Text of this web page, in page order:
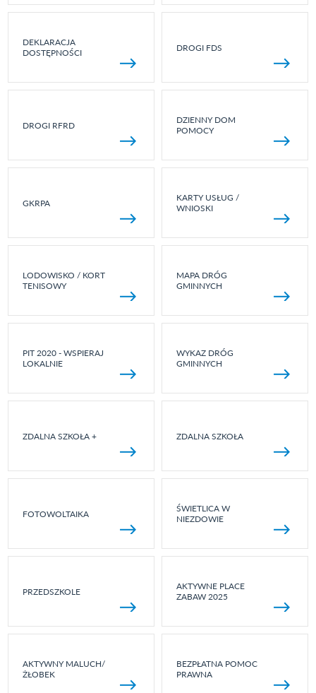
DEKLARACJA
DOSTĘPNOŚCI
DROGI FDS
DROGI RFRD
DZIENNY DOM
POMOCY
GKRPA
KARTY USŁUG /
WNIOSKI
LODOWISKO / KORT
TENISOWY
MAPA DRÓG
GMINNYCH
PIT 2020 - WSPIERAJ
LOKALNIE
WYKAZ DRÓG
GMINNYCH
ZDALNA SZKOŁA + ZDALNA SZKOŁA
FOTOWOLTAIKA
ŚWIETLICA W
NIEZDOWIE
PRZEDSZKOLE
AKTYWNE PLACE
ZABAW 2025
AKTYWNY MALUCH/
ŻŁOBEK
BEZPŁATNA POMOC
PRAWNA